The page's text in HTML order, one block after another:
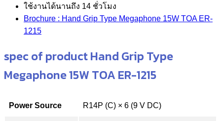
ใช้งานได้นานถึง 14 ชั่วโมง
Brochure : Hand Grip Type Megaphone 15W TOA ER-
1215
spec of product Hand Grip Type
Megaphone 15W TOA ER-1215
Power Source R14P (C) × 6 (9 V DC)